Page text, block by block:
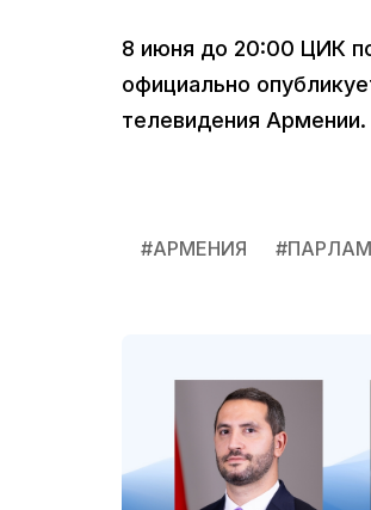
8 июня до 20:00 ЦИК
официально
телевидения Армении.
#АРМЕНИЯ #